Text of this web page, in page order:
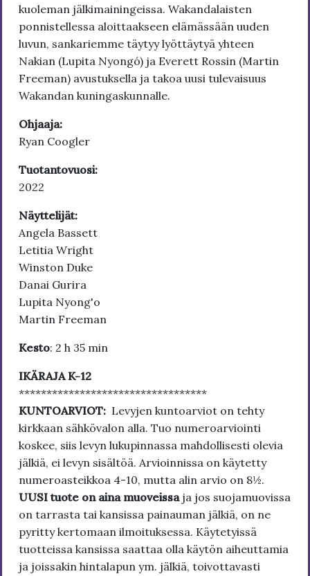
kuoleman jälkimainingeissa. Wakandalaisten
ponnistellessa aloittaakseen elämässään uuden
luvun, sankariemme täytyy lyöttäytyä yhteen
Nakian (Lupita Nyongó) ja Everett Rossin (Martin
Freeman) avustuksella ja takoa uusi tulevaisuus
Wakandan kuningaskunnalle.
Ohjaaja:
Ryan Coogler
Tuotantovuosi:
2022
Näyttelijät:
Angela Bassett
Letitia Wright
Winston Duke
Danai Gurira
Lupita Nyong'o
Martin Freeman
Kesto: 2 h 35 min
IKÄRAJA K-12
**********************************
KUNTOARVIOT: Levyjen kuntoarviot on tehty
kirkkaan sähkövalon alla. Tuo numeroarviointi
koskee, siis levyn lukupinnassa mahdollisesti olevia
jälkiä, ei levyn sisältöä. Arvioinnissa on käytetty
numeroasteikkoa 4-10, mutta alin arvio on 8½.
UUSI tuote on aina muoveissa ja jos suojamuovissa
on tarrasta tai kansissa painauman jälkiä, on ne
pyritty kertomaan ilmoituksessa. Käytetyissä
tuotteissa kansissa saattaa olla käytön aiheuttamia
ja joissakin hintalapun ym. jälkiä, toivottavasti